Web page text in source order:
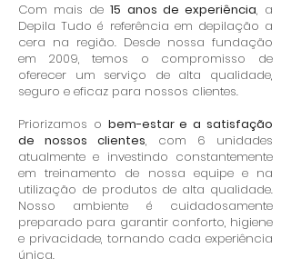
Com mais de15 anos de experiência, a
Depila Tudo é referência em depilação a
cera na região. Desde nossa fundação
em 2009, temos o compromisso de
oferecer um serviço de alta qualidade,
seguro e eficaz para nossos clientes.​
Priorizamos o bem-estar e a satisfação
de nossos clientes, com 6 unidades
atualmente e investindo constantemente
em treinamento de nossa equipe e na
utilização de produtos de alta qualidade.
Nosso ambiente é cuidadosamente
preparado para garantir conforto, higiene
e privacidade, tornando cada experiência
única.